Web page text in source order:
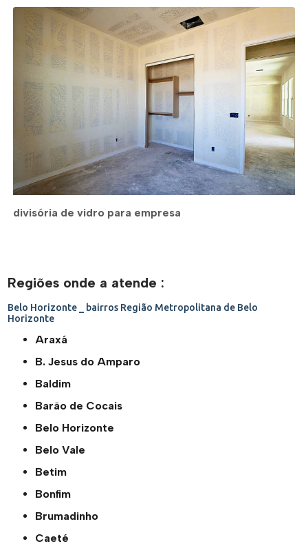
divisória de vidro para empresa
Regiões onde a atende :
Belo Horizonte _ bairros Região Metropolitana de Belo
Horizonte
Araxá
B. Jesus do Amparo
Baldim
Barão de Cocais
Belo Horizonte
Belo Vale
Betim
Bonfim
Brumadinho
Caeté